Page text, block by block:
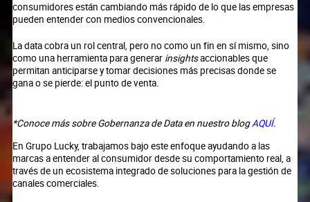
consumidores están cambiando más rápido de lo que las empresas
pueden entender con medios convencionales.
La data cobra un rol central, pero no como un fin en sí mismo, sino
como una herramienta para generar insightsaccionables que
permitan anticiparse y tomar decisiones más precisas donde se
gana o se pierde: el punto de venta.
*Conoce más sobre Gobernanza de Data en nuestro blogAQUÍ.
En Grupo Lucky, trabajamos bajo este enfoque ayudando a las
marcas a entender al consumidor desde su comportamiento real, a
través de un ecosistema integrado de soluciones para la gestión de
canales comerciales.